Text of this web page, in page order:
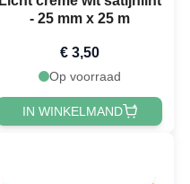
- 25 mm x 25 m
€ 3,50
Op voorraad
IN WINKELMAND